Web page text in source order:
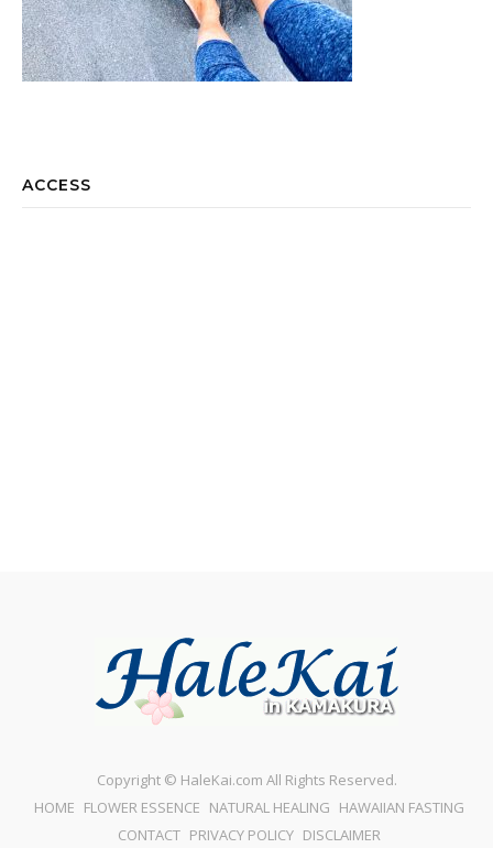
ACCESS
Copyright © HaleKai.com All Rights Reserved.
HOME FLOWER ESSENCE NATURAL HEALING HAWAIIAN FASTING
CONTACT PRIVACY POLICY DISCLAIMER